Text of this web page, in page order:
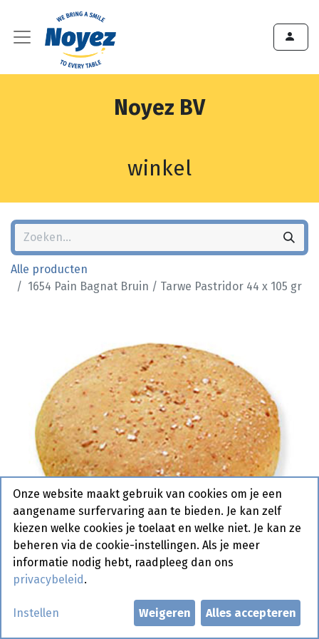
Noyez BV
winkel
Alle producten
1654 Pain Bagnat Bruin / Tarwe Pastridor 44 x 105 gr
1654 Pain Bagnat Bruin / Tarwe
Onze website maakt gebruik van cookies om je een
aangename surfervaring aan te bieden. Je kan zelf
kiezen welke cookies je toelaat en welke niet. Je kan ze
beheren via de cookie-instellingen. Als je meer
informatie nodig hebt, raadpleeg dan ons
privacybeleid .
Instellen Weigeren Alles accepteren